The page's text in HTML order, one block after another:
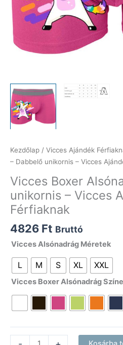
Kezdőlap / Vicces Ajándék
– Dabbelő unikornis – Vicces
Vicces Boxer
unikornis – Vicces
Férfiaknak
4826 Ft Bruttó
Vicces Alsónadrág Méretek
L M S XL XXL
Vicces Boxer Alsónadrág